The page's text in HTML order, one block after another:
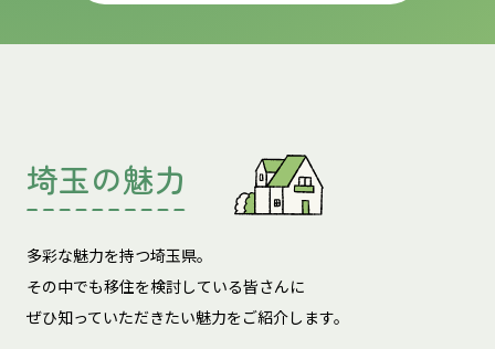
埼玉の魅力
多彩な魅力を持つ埼玉県。
その中でも移住を検討している皆さんに
ぜひ知っていただきたい魅力をご紹介します。